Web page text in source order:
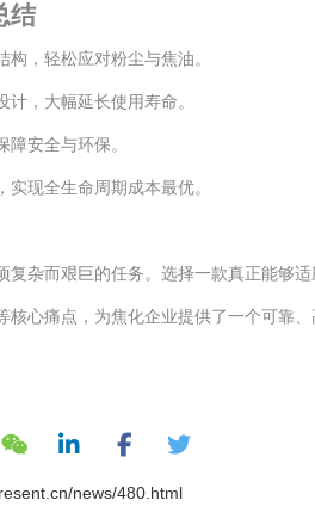
结
构，轻松应对粉尘与焦油。
计，大幅延长使用寿命。
障安全与环保。
实现全生命周期成本最优。
复杂而艰巨的任务。选择一款真正能够
核心痛点，为焦化企业提供了一个可靠、
news/480.html